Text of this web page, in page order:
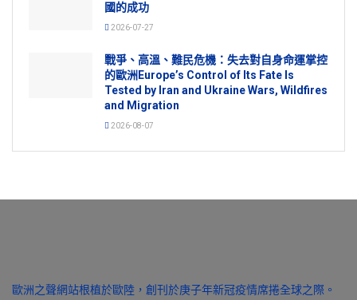
國的成功
2026-07-27
戰爭、高溫、難民危機：失去對自身命運掌控
的歐洲Europe’s Control of Its Fate Is
Tested by Iran and Ukraine Wars, Wildfires
and Migration
2026-08-07
歐洲之聲網站根植於歐陸，創刊於庚子年新冠疫情席捲全球之際。